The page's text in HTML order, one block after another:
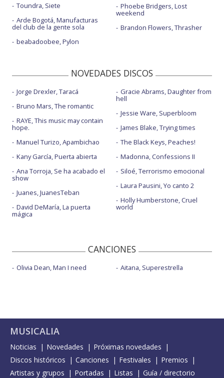
Toundra, Siete
Arde Bogotá, Manufacturas
del club de la gente sola
beabadoobee, Pylon
Phoebe Bridgers, Lost
weekend
Brandon Flowers, Thrasher
NOVEDADES DISCOS
Jorge Drexler, Taracá
Bruno Mars, The romantic
RAYE, This music may contain
hope.
Manuel Turizo, Apambichao
Kany García, Puerta abierta
Ana Torroja, Se ha acabado el
show
Juanes, JuanesTeban
David DeMaría, La puerta
mágica
Gracie Abrams, Daughter from
hell
Jessie Ware, Superbloom
James Blake, Trying times
The Black Keys, Peaches!
Madonna, Confessions II
Siloé, Terrorismo emocional
Laura Pausini, Yo canto 2
Holly Humberstone, Cruel
world
CANCIONES
Olivia Dean, Man I need Aitana, Superestrella
MUSICALIA
Noticias Novedades
Próximas novedades
Discos históricos
Canciones Festivales
Premios
Artistas y grupos
Portadas Listas Guía / directorio